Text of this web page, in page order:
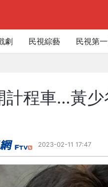
劇 民視綜藝 民視第
計程車…黃
2023-02-11 17:47